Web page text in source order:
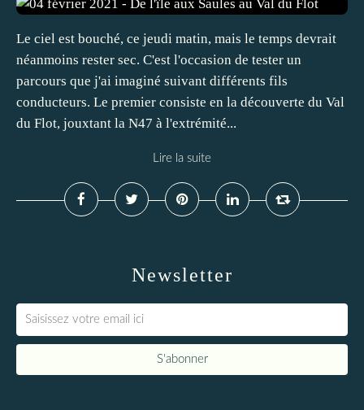
Le ciel est bouché, ce jeudi matin, mais le temps devrait
néanmoins rester sec. C'est l'occasion de tester un
parcours que j'ai imaginé suivant différents fils
conducteurs. Le premier consiste en la découverte du Val
du Flot, jouxtant la N47 à l'extrémité...
Lire la suite
Newsletter